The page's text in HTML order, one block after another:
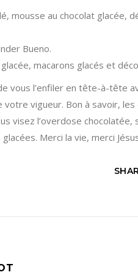
mousse au chocolat glacée,
Bueno.
macarons glacés et
vous l’enfiler en tête-à-tête
votre vigueur. Bon à savoir,
visez l’overdose chocolatée,
Merci la vie, merci